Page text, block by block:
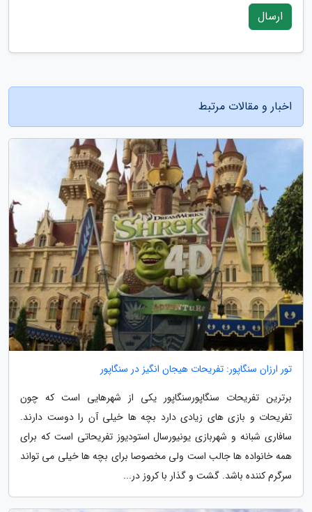
ارسال
اخبار و مقالات مرتبط
تور ارزان سنگاپور: تفریحات هیجان انگیز در سنگاپور
برترین تفریحات سنگاپورسنگاپور یکی از شهرهایی است که چون
تفریحات و بازی های زیادی دارد بچه ها خیلی آن را دوست دارند.
سافاری شبانه و شهربازی یونیورسال استودیوز تفریحاتی است که برای
همه خانواده ها جالب است ولی مخصوصا برای بچه ها خیلی می تواند
سرگرم کننده باشد. گشت و گذار با کروز در...